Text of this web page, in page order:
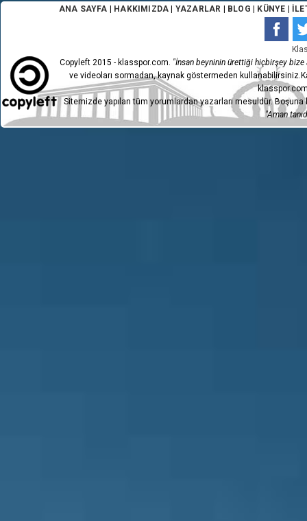
ANA SAYFA HAKKIMIZDA YAZARLAR BLOG KÜNYE
Copyleft 2015 - klasspor.com. "İnsan beyninin ürettiği hiçbirşey bize
ve videoları sormadan, kaynak göstermeden
Sitemizde yapılan tüm yorumlardan yazarları mesuldür.
"Aman